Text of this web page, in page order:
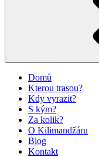
Domů
Kterou trasou?
Kdy vyrazit?
S kým?
Za kolik?
O Kilimandžáru
Blog
Kontakt